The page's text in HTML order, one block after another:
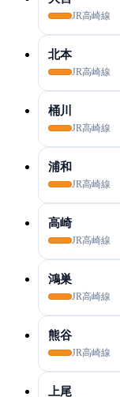
JR高崎線
北本
JR高崎線
桶川
JR高崎線
浦和
JR高崎線
高崎
JR高崎線
鴻巣
JR高崎線
熊谷
JR高崎線
上尾